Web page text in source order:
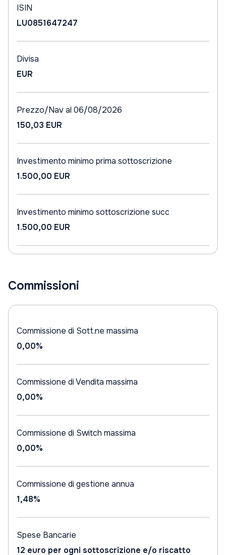
ISIN
LU0851647247
Divisa
EUR
Prezzo/Nav al 06/08/2026
150,03 EUR
Investimento minimo prima sottoscrizione
1.500,00 EUR
Investimento minimo sottoscrizione succ
1.500,00 EUR
Commissioni
Commissione di Sott.ne massima
0,00%
Commissione di Vendita massima
0,00%
Commissione di Switch massima
0,00%
Commissione di gestione annua
1,48%
Spese Bancarie
12 euro per ogni sottoscrizione e/o riscatto